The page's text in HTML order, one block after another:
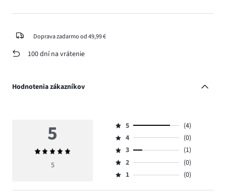
Doprava zadarmo od 49,99 €
100 dní na vrátenie
Hodnotenia zákazníkov
5
Priemerné
hodnotenie
5
Hodnotenie
5,
počet
hlasov
4.
5
(4)
Hodnotenie
4,
počet
hlasov
4
(0)
Hodnotenie
3,
počet
3
(1)
Hodnotenie
2,
2
(0)
Hodnotenie
1,
1 (0)